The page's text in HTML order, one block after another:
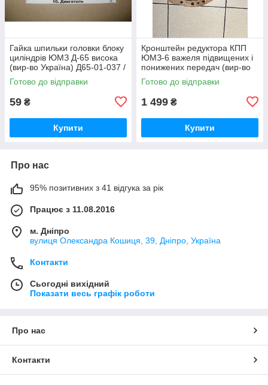
Гайка шпильки головки блоку
циліндрів ЮМЗ Д-65 висока
(вир-во Україна) Д65-01-037 /
Д65-01-037-А
Готово до відправки
59 ₴
Купити
Кронштейн редуктора КПП
ЮМЗ-6 важеля підвищених і
понижених передач (вир-во
ЮМЗ) 40-1701456 / 40-
1701456-А
Готово до відправки
1 499 ₴
Купити
Про нас
95% позитивних з 41 відгука за рік
Працює з 11.08.2016
м. Дніпро
вулиця Олександра Кошиця, 39, Дніпро, Україна
Контакти
Сьогодні вихідний
Показати весь графік роботи
Про нас
Контакти